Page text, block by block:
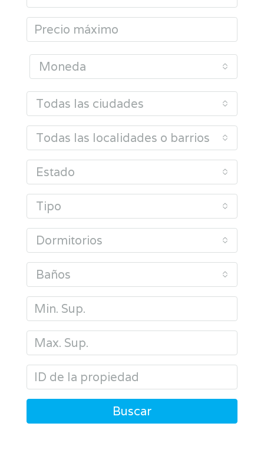
Moneda
Todas las ciudades
Todas las localidades o barrios
Estado
Tipo
Dormitorios
Baños
Buscar